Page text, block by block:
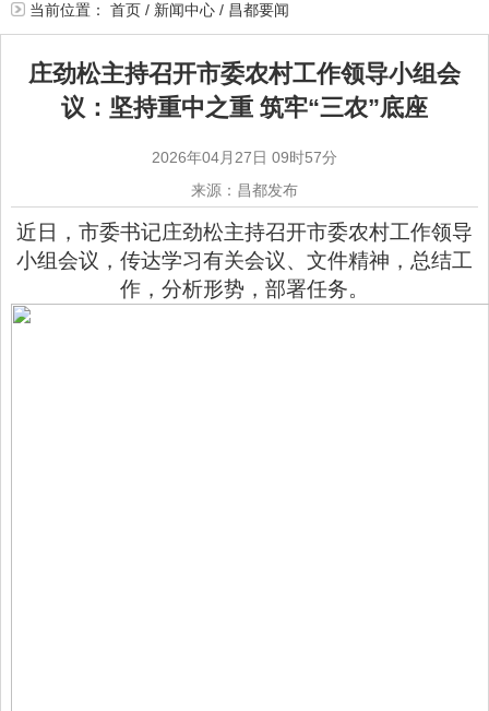
当前位置： 首页 / 新闻中心 / 昌都要闻
庄劲松主持召开市委农村工作领导小组会
议：坚持重中之重 筑牢“三农”底座
2026年04月27日 09时57分
来源：昌都发布
近日，市委书记庄劲松主持召开市委农村工作领导
小组会议，传达学习有关会议、文件精神，总结工
作，分析形势，部署任务。